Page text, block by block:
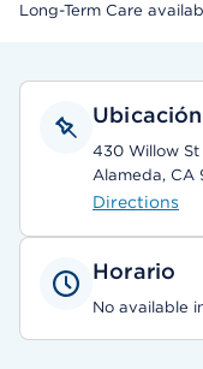
Long-Term Care
Ubicación
430 Willow St
Alameda, CA
Directions
Horario
No available